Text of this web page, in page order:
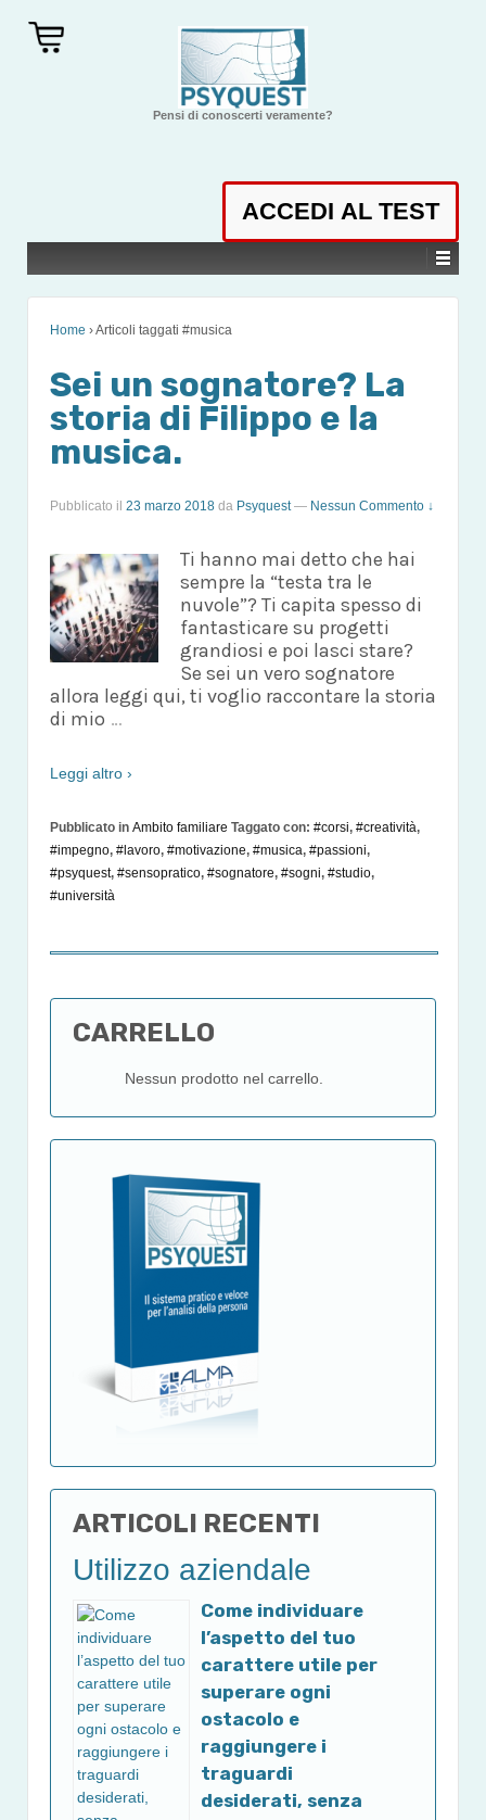
Pensi di conoscerti veramente?
Home ›Articoli taggati #musica
Sei un sognatore? La
storia di Filippo e la
musica.
Pubblicato il 23 marzo 2018 da Psyquest — Nessun Commento ↓
Ti hanno mai detto che hai
sempre la “testa tra le
nuvole”? Ti capita spesso di
fantasticare su progetti
grandiosi e poi lasci stare?
Se sei un vero sognatore
allora leggi qui, ti voglio raccontare la storia
di mio …
Leggi altro ›
Pubblicato in Ambito familiare Taggato con: #corsi, #creatività,
#impegno, #lavoro, #motivazione, #musica, #passioni,
#psyquest, #sensopratico, #sognatore, #sogni, #studio,
#università
CARRELLO
Nessun prodotto nel carrello.
ARTICOLI RECENTI
Utilizzo aziendale
Come individuare
l’aspetto del tuo
carattere utile per
superare ogni
ostacolo e
raggiungere i
traguardi
desiderati, senza